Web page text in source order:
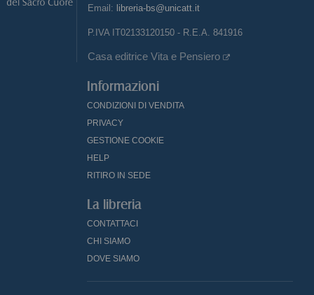
Email: libreria-bs@unicatt.it
P.IVA IT02133120150 - R.E.A. 841916
Casa editrice Vita e Pensiero
Informazioni
CONDIZIONI DI VENDITA
PRIVACY
GESTIONE COOKIE
HELP
RITIRO IN SEDE
La libreria
CONTATTACI
CHI SIAMO
DOVE SIAMO